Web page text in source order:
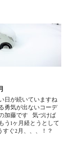
日が続いていますね
勇気が出ないコーデ
加藤です 気づけば
う1ヶ月経とうとして
ぐ2月、、、！？